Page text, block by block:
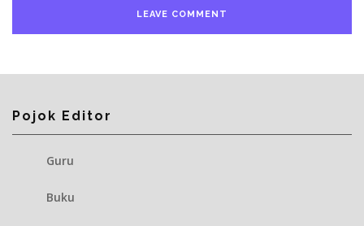
Pojok Editor
Guru
Buku